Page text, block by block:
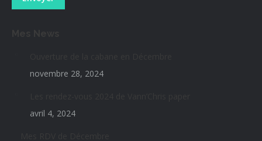
novembre 28, 2024
avril 4, 2024